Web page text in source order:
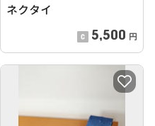
ネクタイ
5,500 円